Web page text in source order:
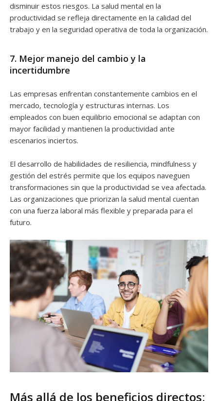
disminuir estos riesgos. La salud mental en la
productividad se refleja directamente en la calidad del
trabajo y en la seguridad operativa de toda la organización.
7. Mejor manejo del cambio y la
incertidumbre
Las empresas enfrentan constantemente cambios en el
mercado, tecnología y estructuras internas. Los
empleados con buen equilibrio emocional se adaptan con
mayor facilidad y mantienen la productividad ante
escenarios inciertos.
El desarrollo de habilidades de resiliencia, mindfulness y
gestión del estrés permite que los equipos naveguen
transformaciones sin que la productividad se vea afectada.
Las organizaciones que priorizan la salud mental cuentan
con una fuerza laboral más flexible y preparada para el
futuro.
Más allá de los beneficios directos: